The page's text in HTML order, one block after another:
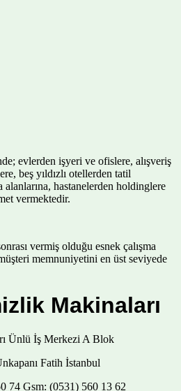
evlerden işyeri ve ofislere, alışveriş
beş yıldızlı otellerden tatil
hastanelerden holdinglere
vermektedir.
vermiş olduğu esnek çalışma
memnuniyetini en üst seviyede
Makinaları
Ünlü İş Merkezi A Blok
Fatih İstanbul
74 Gsm: (0531) 560 13 62